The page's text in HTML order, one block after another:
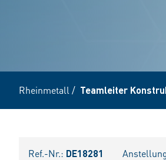
Rheinmetall / Teamleiter
Ref.-Nr.: DE18281